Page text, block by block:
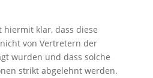
klar, dass diese
von Vertretern der
wurden und dass solche
strikt abgelehnt werden.